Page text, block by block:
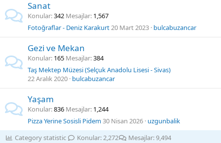
Sanat
Konular 342 Mesajlar 1,567
Fotoğraflar - Deniz Karakurt20 Mart 2023 bulcabuzancar
Gezi ve Mekan
Konular 165 Mesajlar 384
Taş Mektep Müzesi (Selçuk Anadolu Lisesi - Sivas)
22 Aralık 2020 bulcabuzancar
Yaşam
Konular 836 Mesajlar 1,244
Pizza Yerine Sosisli Pidem30 Nisan 2026 uzgunbalik
Category statistic
Konular 2,272 Mesajlar 9,494